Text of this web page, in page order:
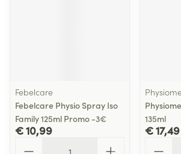
Febelcare
Febelcare Physio Spray Iso
Family 125ml Promo -3€
€ 10,99
135ml
€ 17,49